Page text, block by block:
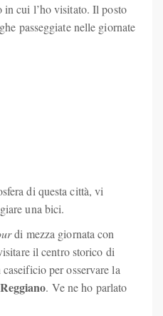
in cui l’ho visitato. Il posto
passeggiate nelle giornate
di questa città, vi
una bici.
di mezza giornata con
il centro storico di
per osservare la
. Ve ne ho parlato